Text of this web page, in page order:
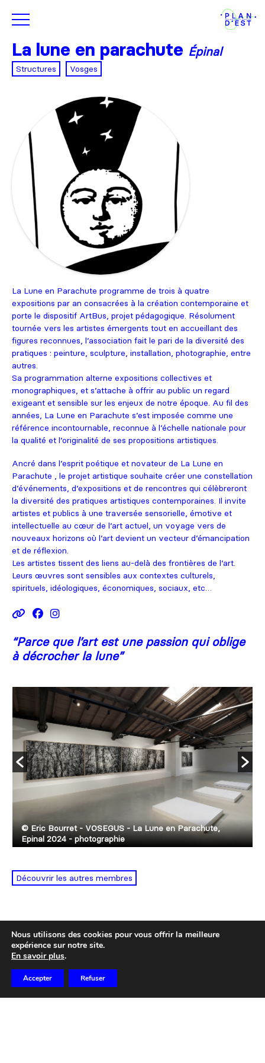
La lune en parachute Épinal
Structures Vosges
La Lune en Parachute programme de trois à quatre
expositions par an consacrées à la création contemporaine et
porte le dispositif ArtBus, projet pédagogique. Résolument
tournée vers les artistes émergents tout en accueillant des
figures reconnues, l’association fait le pari de la diversité des
pratiques : peinture, sculpture, installation, photographie, entre
autres.
Sa programmation alterne expositions collectives et
monographiques, et s’attache à offrir au public un regard
exigeant et sensible sur les enjeux de notre époque. Au fil des
années, La Lune en Parachute s’est imposée comme une
référence incontournable, reconnue à l’échelle nationale pour
la qualité et l’originalité de ses propositions artistiques.
Ancré dans l’esprit poétique et novateur de La Lune en
Parachute , le projet artistique souhaite créer une constellation
d’événements, d’expositions et de rencontres qui célèbreront
la diversité des pratiques artistiques contemporaines. Il invite
artistes et publics à une traversée sensorielle, émotive et
intellectuelle au cœur de l’art actuel, un voyage vers de
nouveaux horizons où l’art devient un vecteur d’émancipation
et de réflexion.
Les artistes tissent des liens au-delà des frontières de l’art.
Leurs œuvres sont sensibles aux contextes culturels,
spirituels, idéologiques, économiques, sociaux, etc…
“Parce que l’art est une passion qui oblige
à décrocher la lune”
ART BUS Emmanuel Gleizes, ArtBus 2018-2019 -
vitrophanies
Découvrir les autres membres
Contact :
Nous utilisons des cookies pour vous offrir la meilleure
expérience sur notre site.
En savoir plus.
Accepter Refuser